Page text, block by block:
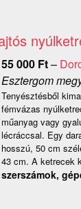
55 000 Ft–
Esztergom
Tenyésztésből
fémvázas
műanyag vagy
lécráccsal. Egy
hosszú, 50 cm
43 cm. A ketrecek
szerszámok,